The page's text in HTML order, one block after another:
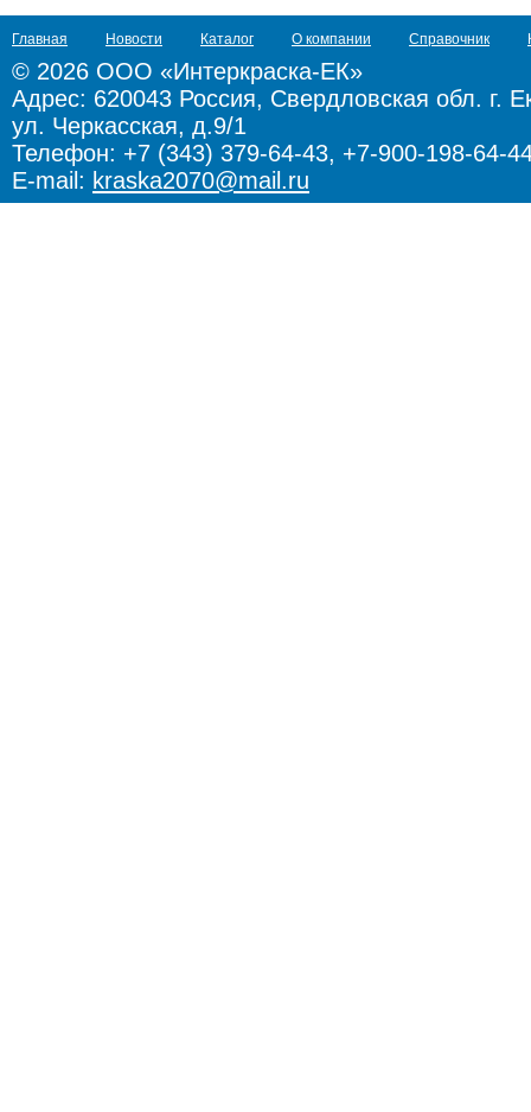
Главная Новости Каталог О компании Справочник
© 2026 ООО «Интеркраска-ЕК»
Адрес: 620043 Россия, Свердловская обл. г.
ул. Черкасская, д.9/1
Телефон: +7 (343) 379-64-43, +7-900-198-64-
E-mail: kraska2070@mail.ru